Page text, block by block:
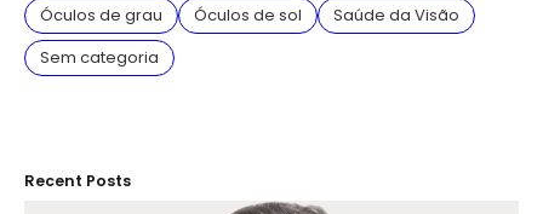
Óculos de grau
Óculos de sol
Saúde da Visão
Sem categoria
Recent Posts